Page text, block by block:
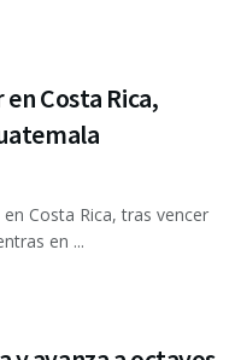
Costa Rica,
Costa Rica, tras vencer
en ...